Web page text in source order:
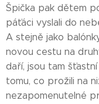
Špička pak dětem
páťáci vyslali do
A stejně jako
novou cestu na
daří, jsou tam
tomu, co prožili na
nezapomenutelné